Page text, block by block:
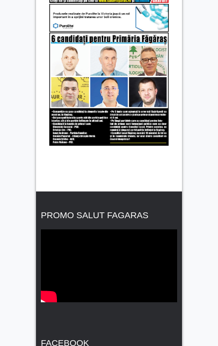
PROMO SALUT FAGARAS
FACEBOOK